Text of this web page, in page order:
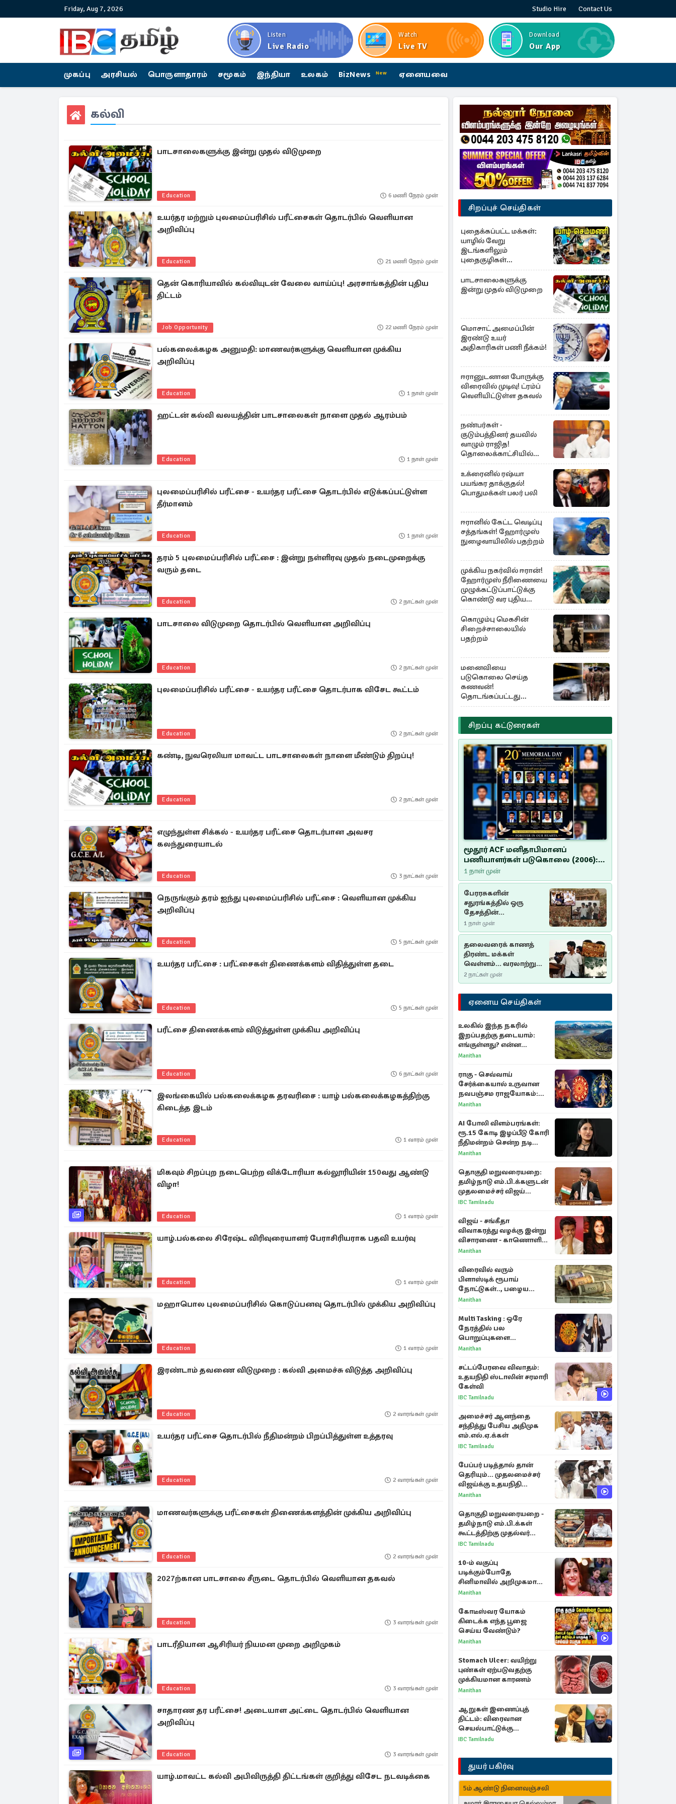
Friday, Aug 7, 2026 Studio Hire Contact Us
Listen
Live Radio
Watch
Live TV
Download
Our App
முகப்பு அரசியல் பொருளாதாரம் சமூகம் இந்தியா உலகம் BizNews New ஏனையவை
கல்வி
பாடசாலைகளுக்கு இன்று முதல் விடுமுறை
Education 6 மணி நேரம் முன்
உயர்தர மற்றும் புலமைப்பரிசில் பரீட்சைகள் தொடர்பில் வெளியான
அறிவிப்பு
Education 21 மணி நேரம் முன்
தென் கொரியாவில் கல்வியுடன் வேலை வாய்ப்பு! அரசாங்கத்தின் புதிய
திட்டம்
Job Opportunity 22 மணி நேரம் முன்
பல்கலைக்கழக அனுமதி: மாணவர்களுக்கு வெளியான முக்கிய
அறிவிப்பு
Education 1 நாள் முன்
ஹட்டன் கல்வி வலயத்தின் பாடசாலைகள் நாளை முதல் ஆரம்பம்
Education 1 நாள் முன்
புலமைப்பரிசில் பரீட்சை - உயர்தர பரீட்சை தொடர்பில் எடுக்கப்பட்டுள்ள
தீர்மானம்
Education 1 நாள் முன்
தரம் 5 புலமைப்பரிசில் பரீட்சை : இன்று நள்ளிரவு முதல் நடைமுறைக்கு
வரும் தடை
Education 2 நாட்கள் முன்
பாடசாலை விடுமுறை தொடர்பில் வெளியான அறிவிப்பு
Education 2 நாட்கள் முன்
புலமைப்பரிசில் பரீட்சை - உயர்தர பரீட்சை தொடர்பாக விசேட கூட்டம்
Education 2 நாட்கள் முன்
கண்டி, நுவரெலியா மாவட்ட பாடசாலைகள் நாளை மீண்டும் திறப்பு!
Education 2 நாட்கள் முன்
எழுந்துள்ள சிக்கல் - உயர்தர பரீட்சை தொடர்பான அவசர
கலந்துரையாடல்
Education 3 நாட்கள் முன்
நெருங்கும் தரம் ஐந்து புலமைப்பரிசில் பரீட்சை : வெளியான முக்கிய
அறிவிப்பு
Education 5 நாட்கள் முன்
உயர்தர பரீட்சை : பரீட்சைகள் திணைக்களம் விதித்துள்ள தடை
Education 5 நாட்கள் முன்
பரீட்சை திணைக்களம் விடுத்துள்ள முக்கிய அறிவிப்பு
Education 6 நாட்கள் முன்
இலங்கையில் பல்கலைக்கழக தரவரிசை : யாழ் பல்கலைக்கழகத்திற்கு
கிடைத்த இடம்
Education 1 வாரம் முன்
மிகவும் சிறப்புற நடைபெற்ற விக்டோரியா கல்லூரியின் 150வது ஆண்டு
விழா!
Education 1 வாரம் முன்
யாழ்.பல்கலை சிரேஷ்ட விரிவுரையாளர் பேராசிரியராக பதவி உயர்வு
Education 1 வாரம் முன்
மஹாபொல புலமைப்பரிசில் கொடுப்பனவு தொடர்பில் முக்கிய அறிவிப்பு
Education 1 வாரம் முன்
இரண்டாம் தவணை விடுமுறை : கல்வி அமைச்சு விடுத்த அறிவிப்பு
Education 2 வாரங்கள் முன்
உயர்தர பரீட்சை தொடர்பில் நீதிமன்றம் பிறப்பித்துள்ள உத்தரவு
Education 2 வாரங்கள் முன்
மாணவர்களுக்கு பரீட்சைகள் திணைக்களத்தின் முக்கிய அறிவிப்பு
Education 2 வாரங்கள் முன்
2027ற்கான பாடசாலை சீருடை தொடர்பில் வெளியான தகவல்
Education 3 வாரங்கள் முன்
பாடரீதியான ஆசிரியர் நியமன முறை அறிமுகம்
Education 3 வாரங்கள் முன்
சாதாரண தர பரீட்சை! அடையாள அட்டை தொடர்பில் வெளியான
அறிவிப்பு
Education 3 வாரங்கள் முன்
யாழ்.மாவட்ட கல்வி அபிவிருத்தி திட்டங்கள் குறித்து விசேட நடவடிக்கை
சிறப்புச் செய்திகள்
புதைக்கப்பட்ட மக்கள்:
யாழில் வேறு
இடங்களிலும்
புதைகுழிகள்
இருக்கலாம்..!
எழுமாற்றாக அகழ்வு
பாடசாலைகளுக்கு
இன்று முதல் விடுமுறை
மொசாட் அமைப்பின்
இரண்டு உயர்
அதிகாரிகள் பணி நீக்கம்!
ஈரானுடனான போருக்கு
விரைவில் முடிவு! ட்ரம்ப்
வெளியிட்டுள்ள தகவல்
நண்பர்கள் -
குடும்பத்தினர் தயவில்
வாழும் ராஜித!
தொலைக்காட்சியில்
குமுறல்
உக்ரைனில் ரஷ்யா
பயங்கர தாக்குதல்!
பொதுமக்கள் பலர் பலி
ஈரானில் கேட்ட வெடிப்பு
சத்தங்கள்! ஹோர்முஸ்
நுழைவாயிலில் பதற்றம்
முக்கிய நகர்வில் ஈரான்!
ஹோர்முஸ் நீரிணையை
முழுக்கட்டுப்பாட்டுக்கு
கொண்டு வர புதிய
சட்டமூலம்
கொழும்பு மெகசின்
சிறைச்சாலையில்
பதற்றம்
மனைவியை
படுகொலை செய்த
கணவன்!
தொடங்கப்பட்டது
விசாரணை
சிறப்பு கட்டுரைகள்
மூதூர் ACF மனிதாபிமானப்
பணியாளர்கள் படுகொலை (2006):
20 ஆண்டுகளாகியும் நீதி
மறுக்கப்பட்ட மனிதாபிமானப்
பேரவலம்
1 நாள் முன்
பேரரசுகளின்
சதுரங்கத்தில் ஒரு
தேசத்தின்
தீர்க்கதரிசனம் :
சுதுமலை பிரகடனம்
ஒரு வரலாற்றுப் பாடம்
1 நாள் முன்
தலைவரைக் காணத்
திரண்ட மக்கள்
வெள்ளம்... வரலாற்றுச்
சிறப்புமிக்க சுதுமலைப்
பிரகடனம்…
2 நாட்கள் முன்
ஏனைய செய்திகள்
உலகில் இந்த நகரில்
இறப்பதற்கு தடையாம்:
எங்குள்ளது? என்ன
காரணம் தெரியுமா?
Manithan
ராகு - செவ்வாய்
சேர்க்கையால் உருவான
நவபஞ்சம ராஜயோகம்:
அதிர்ஷ்டம் பெறும் 3
Manithan
AI போலி விளம்பரங்கள்:
ரூ.15 கோடி இழப்பீடு கோரி
நீதிமன்றம் சென்ற நடிகை
ஸ்ருதி ஹாசன்!
Manithan
தொகுதி மறுவரையறை:
தமிழ்நாடு எம்.பி.க்களுடன்
முதலமைச்சர் விஜய்
ஆலோசனை
IBC Tamilnadu
விஜய் - சங்கீதா
விவாகரத்து வழக்கு இன்று
விசாரணை - காணொளி
மூலம் ஆஜராக வாய்ப்பு
Manithan
விரைவில் வரும்
பிளாஸ்டிக் ரூபாய்
நோட்டுகள்.., பழைய
காகித நோட்டுகள்
Manithan
Multi Tasking : ஒரே
நேரத்தில் பல
பொறுப்புகளை
கையாளும் டாப் 3 ராசிகள்!
Manithan
சட்டப்பேரவை விவாதம்:
உதயநிதி ஸ்டாலின் சரமாரி
கேள்வி
IBC Tamilnadu
அமைச்சர் ஆனந்தை
சந்தித்து பேசிய அதிமுக
எம்.எல்.ஏ.க்கள்
IBC Tamilnadu
பேப்பர் படித்தால் தான்
தெரியும்... முதலமைச்சர்
விஜய்க்கு உதயநிதி
ஸ்டாலின் பதிலடி
Manithan
தொகுதி மறுவரையறை -
தமிழ்நாடு எம்.பி.க்கள்
கூட்டத்திற்கு முதல்வர்
விஜய் அழைப்பு
IBC Tamilnadu
10-ம் வகுப்பு
படிக்கும்போதே
சினிமாவில் அறிமுகமான
த்ரிஷா! உண்மையை
காந்தி
Manithan
கோடீஸ்வர யோகம்
கிடைக்க எந்த பூஜை
செய்ய வேண்டும்?
Manithan
Stomach Ulcer: வயிற்று
புண்கள் ஏற்படுவதற்கு
முக்கியமான காரணம்
Manithan
ஆறுகள் இணைப்புத்
திட்டம்: விரைவான
செயல்பாட்டுக்கு
பிரதமருக்கு முதலமைச்சர்
IBC Tamilnadu
துயர் பகிர்வு
5ம் ஆண்டு நினைவஞ்சலி